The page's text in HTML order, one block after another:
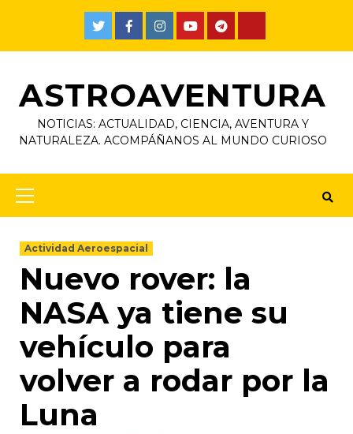
ASTROAVENTURA
NOTICIAS: ACTUALIDAD, CIENCIA, AVENTURA Y
NATURALEZA. ACOMPÁÑANOS AL MUNDO CURIOSO
Actividad Aeroespacial
Nuevo rover: la
NASA ya tiene su
vehículo para
volver a rodar por la
Luna